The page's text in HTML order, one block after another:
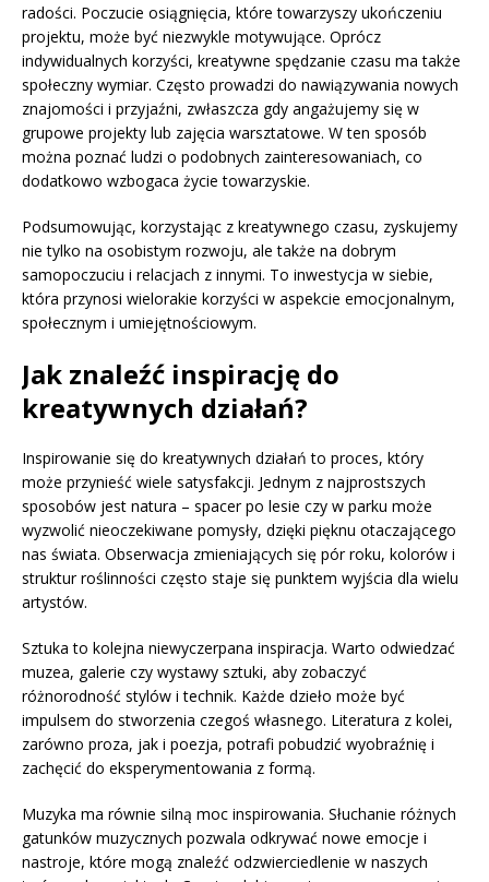
radości. Poczucie osiągnięcia, które towarzyszy ukończeniu
projektu, może być niezwykle motywujące. Oprócz
indywidualnych korzyści, kreatywne spędzanie czasu ma także
społeczny wymiar. Często prowadzi do nawiązywania nowych
znajomości i przyjaźni, zwłaszcza gdy angażujemy się w
grupowe projekty lub zajęcia warsztatowe. W ten sposób
można poznać ludzi o podobnych zainteresowaniach, co
dodatkowo wzbogaca życie towarzyskie.
Podsumowując, korzystając z kreatywnego czasu, zyskujemy
nie tylko na osobistym rozwoju, ale także na dobrym
samopoczuciu i relacjach z innymi. To inwestycja w siebie,
która przynosi wielorakie korzyści w aspekcie emocjonalnym,
społecznym i umiejętnościowym.
Jak znaleźć inspirację do
kreatywnych działań?
Inspirowanie się do kreatywnych działań to proces, który
może przynieść wiele satysfakcji. Jednym z najprostszych
sposobów jest natura – spacer po lesie czy w parku może
wyzwolić nieoczekiwane pomysły, dzięki pięknu otaczającego
nas świata. Obserwacja zmieniających się pór roku, kolorów i
struktur roślinności często staje się punktem wyjścia dla wielu
artystów.
Sztuka to kolejna niewyczerpana inspiracja. Warto odwiedzać
muzea, galerie czy wystawy sztuki, aby zobaczyć
różnorodność stylów i technik. Każde dzieło może być
impulsem do stworzenia czegoś własnego. Literatura z kolei,
zarówno proza, jak i poezja, potrafi pobudzić wyobraźnię i
zachęcić do eksperymentowania z formą.
Muzyka ma równie silną moc inspirowania. Słuchanie różnych
gatunków muzycznych pozwala odkrywać nowe emocje i
nastroje, które mogą znaleźć odzwierciedlenie w naszych